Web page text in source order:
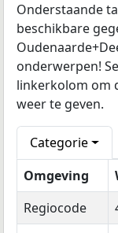
Onderstaande
beschikbare
onderwerpen!
linkerkolom om
weer te geven.
Categorie
Omgeving
Regiocode